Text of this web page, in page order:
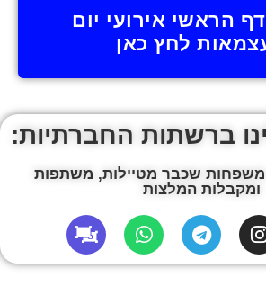
הראשי אירועי יום
לחץ כאן
ברשתות החברתיות:
משפחות שכבר מטיילות, משתפות
ומקבלות המלצות